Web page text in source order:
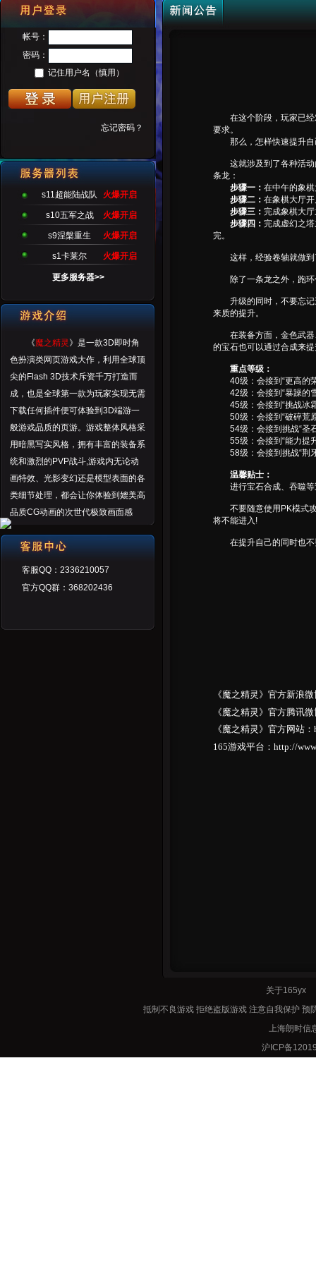
在这个阶段，玩家已经
要求。
那么，怎样快速提升自
这就涉及到了各种活动
条龙：
步骤一： 在中午的象
步骤二： 在象棋大厅
步骤三： 完成象棋大
步骤四： 完成虚幻之
完。
这样，经验卷轴就做到
除了一条龙之外，跑环
升级的同时，不要忘记
来质的提升。
在装备方面，金色武器
的宝石也可以通过合成来
重点等级：
40级：会接到“更高的荣
42级：会接到“暴躁的雪
45级：会接到“挑战冰霜
50级：会接到“破碎荒原
54级：会接到挑战“圣石
55级：会接到“能力提升
58级：会接到挑战“荆牙
温馨贴士：
进行宝石合成、吞噬等
不要随意使用PK模式攻
将不能进入!
在提升自己的同时也不
《魔之精灵》官方新浪
《魔之精灵》官方腾讯
《魔之精灵》官方网站
165游戏平台：http://
火爆开启
s11超能陆战队
火爆开启
s10五军之战
火爆开启
s9涅槃重生
火爆开启
s1卡莱尔
更多服务器>>
《魔之精灵 》是一款3D即时角
色扮演类网页游戏大作，利用全球顶
尖的Flash 3D技术斥资千万打造而
成，也是全球第一款为玩家实现无需
下载任何插件便可体验到3D端游一
般游戏品质的页游。游戏整体风格采
用暗黑写实风格，拥有丰富的装备系
统和激烈的PVP战斗,游戏内无论动
画特效、光影变幻还是模型表面的各
类细节处理，都会让你体验到媲美高
品质CG动画的次世代极致画面感
受。
客服QQ：2336210057
官方QQ群：368202436
关于
抵制不良游戏 拒绝盗版游戏 注意自我保护 预
上海朗时信
沪ICP备